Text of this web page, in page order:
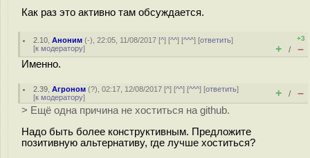
Как раз это активно там обсуждается.
2.10 ,Аноним (-), 22:05, 11/08/2017 [^] [^^] [^^^] [ответить]
[к модератору]
+3
+ / –
Именно.
2.39 ,Агроном (?), 02:17, 12/08/2017 [^] [^^] [^^^] [ответить]
[к модератору] + / –
> Ещё одна причина не хоститься на github.
Надо быть более конструктивным. Предложите
позитивную альтернативу, где лучше хоститься?